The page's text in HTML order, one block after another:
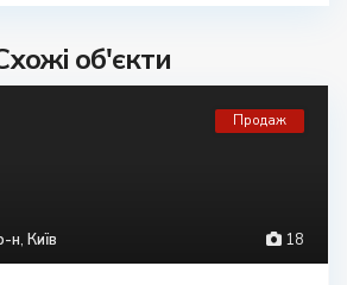
об'єкти
18
н, Київ
Продаж